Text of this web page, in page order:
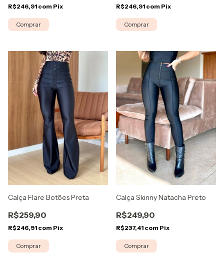
R$246,91 com Pix
Comprar
R$246,91 com Pix
Comprar
Calça Flare Botões Preta
R$259,90
R$246,91 com Pix
Comprar
Calça Skinny Natacha Preto
R$249,90
R$237,41 com Pix
Comprar